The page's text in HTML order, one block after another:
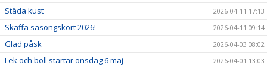
Städa kust 2026-04-11 17:13
Skaffa säsongskort 2026! 2026-04-11 09:14
Glad påsk 2026-04-03 08:02
Lek och boll startar onsdag 6 maj 2026-04-01 13:03